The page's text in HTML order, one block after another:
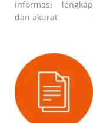
informasi lengkap
dan akurat